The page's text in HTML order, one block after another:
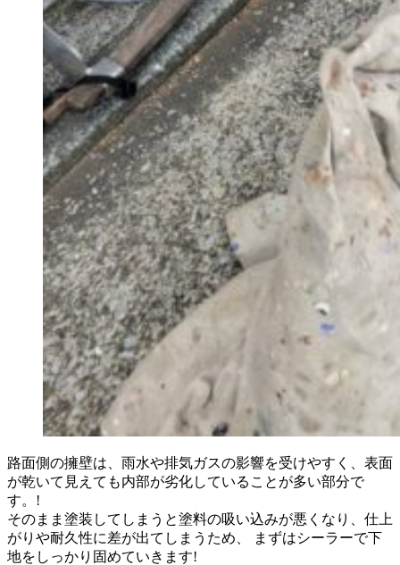
路面側の擁壁は、雨水や排気ガスの影響を受けやすく、表面
が乾いて見えても内部が劣化していることが多い部分で
す。!
そのまま塗装してしまうと塗料の吸い込みが悪くなり、仕上
がりや耐久性に差が出てしまうため、 まずはシーラーで下
地をしっかり固めていきます!